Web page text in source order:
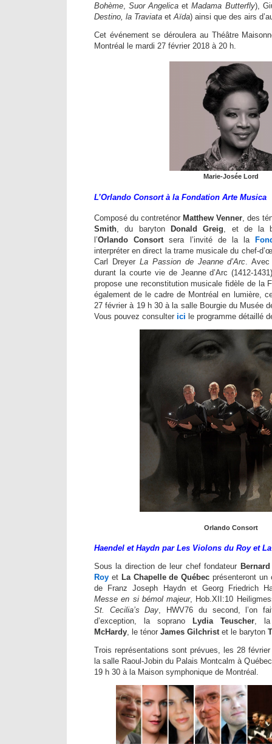
Bohème ,Suor Angelica etMadama Butterfly),
Destino, la Traviata et Aïda) ainsi que des airs
Cet événement se déroulera au Théâtre
Montréal le mardi 27 février 2018 à 20 h.
Marie-Josée Lord
L’Orlando Consort à la Fondation Arte Musica
Composé du contreténor Matthew Venner , des
Smith , du baryton Donald Greig , et de la
l’Orlando Consort sera l’invité de la la
interpréter en direct la trame musicale du chef-
Carl Dreyer La Passion de Jeanne d’Arc .
durant la courte vie de Jeanne d’Arc (1412-
propose une reconstitution musicale fidèle de la
également de le cadre de Montréal en lumière,
27 février à 19 h 30 à la salle Bourgie du Musée
Vous pouvez consulter ici le programme détaillé
Orlando Consort
Haendel et Haydn par Les Violons du Roy et
Sous la direction de leur chef fondateur
Roy et La Chapelle de Québec présenteront un
de Franz Joseph Haydn et Georg Friedrich
Messe en si bémol majeur, Hob.XII:10
St. Cecilia’s Day, HWV76 du second, l’on
d’exception, la soprano
Lydia Teuscher, la
McHardy, le ténor James Gilchristet le baryton
Trois représentations sont prévues, les 28
la salle Raoul-Jobin du Palais Montcalm à
19 h 30 à la Maison symphonique de Montréal.